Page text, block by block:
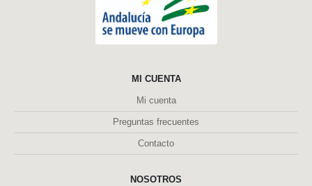
MI CUENTA
Mi cuenta
Preguntas frecuentes
Contacto
NOSOTROS